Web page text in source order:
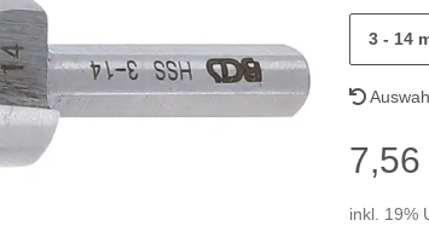
3 - 14
7,56
inkl. 19%